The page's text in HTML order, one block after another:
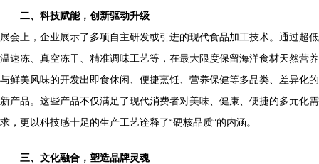
二、科技赋能，创新驱动升级
展会上，企业展示了多项自主研发或引进的现代食品加工技术。通过超低
温速冻、真空冻干、精准调味工艺等，在最大限度保留海洋食材天然营养
与鲜美风味的开发出即食休闲、便捷烹饪、营养保健等多品类、差异化的
新产品。这些产品不仅满足了现代消费者对美味、健康、便捷的多元化需
求，更以科技感十足的生产工艺诠释了“硬核品质”的内涵。
三、文化融合，塑造品牌灵魂